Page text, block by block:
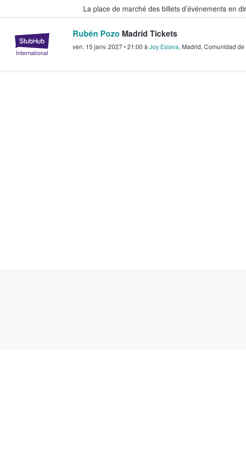
La place de marché des billets d’événements en
StubHub - Où les fans achètent et
Rubén Pozo Madrid Tickets
ven. 15 janv. 2027•21:00 à Joy Eslava, Madrid, Comunidad de